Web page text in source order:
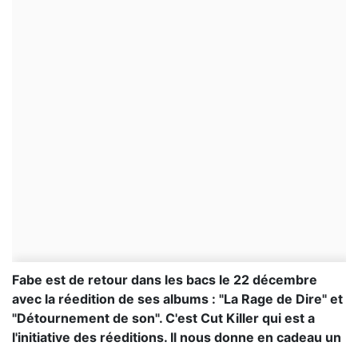
Fabe est de retour dans les bacs le 22 décembre
avec la réedition de ses albums : "La Rage de Dire" et
"Détournement de son". C'est Cut Killer qui est a
l'initiative des réeditions. Il nous donne en cadeau un